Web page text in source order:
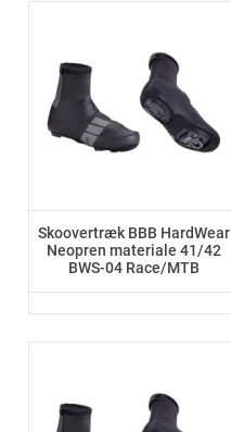
Skoovertræk BBB HardWear
Neopren materiale 41/42
BWS-04 Race/MTB